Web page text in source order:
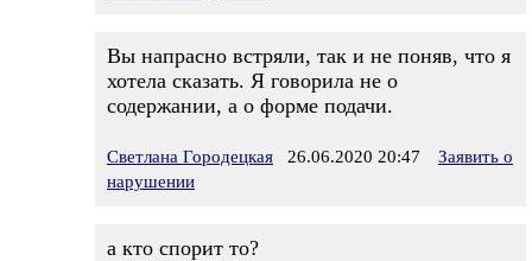
Вы напрасно встряли, так и не поняв, что я
хотела сказать. Я говорила не о
содержании, а о форме подачи.
Светлана Городецкая 26.06.2020 20:47
Заявить о
нарушении
а кто спорит то?